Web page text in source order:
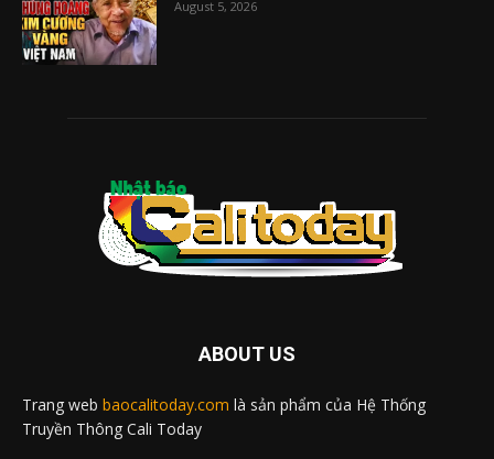
August 5, 2026
ABOUT US
Trang web baocalitoday.com là sản phẩm của Hệ Thống
Truyền Thông Cali Today